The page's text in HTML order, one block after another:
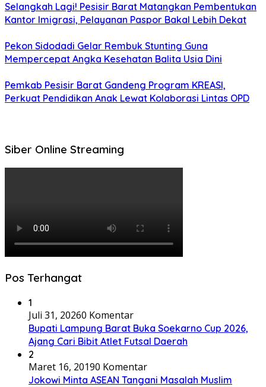
Selangkah Lagi! Pesisir Barat Matangkan Pembentukan
Kantor Imigrasi, Pelayanan Paspor Bakal Lebih Dekat
Pekon Sidodadi Gelar Rembuk Stunting Guna
Mempercepat Angka Kesehatan Balita Usia Dini
Pemkab Pesisir Barat Gandeng Program KREASI,
Perkuat Pendidikan Anak Lewat Kolaborasi Lintas OPD
Siber Online Streaming
Pos Terhangat
1
Juli 31, 20260 Komentar
Bupati Lampung Barat Buka Soekarno Cup 2026,
Ajang Cari Bibit Atlet Futsal Daerah
2
Maret 16, 20190 Komentar
Jokowi Minta ASEAN Tangani Masalah Muslim